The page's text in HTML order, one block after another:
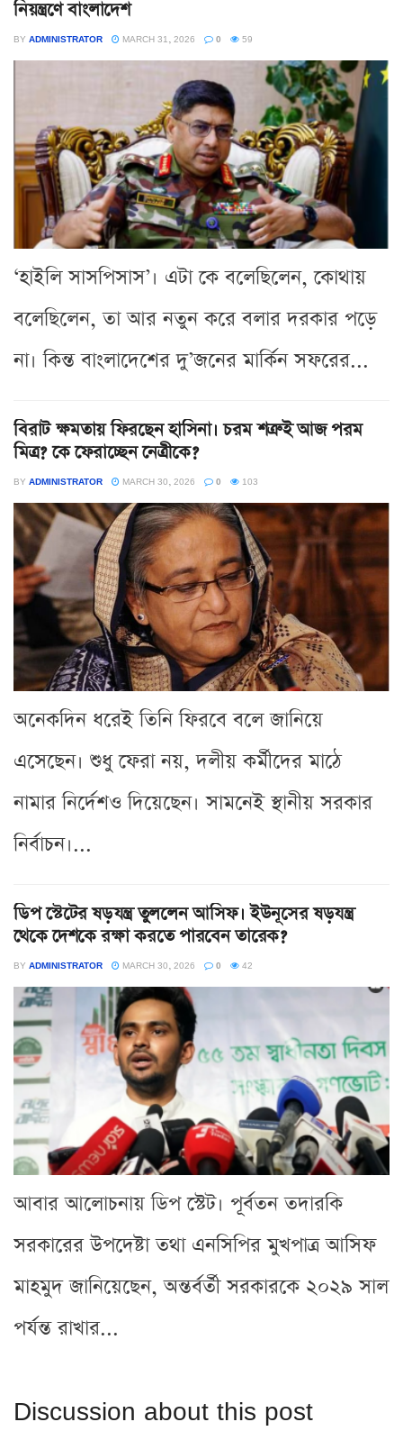
নিয়ন্ত্রণে বাংলাদেশ
BY ADMINISTRATOR MARCH 31, 2026 0 59
‘হাইলি সাসপিসাস’। এটা কে বলেছিলেন, কোথায়
বলেছিলেন, তা আর নতুন করে বলার দরকার পড়ে
না। কিন্ত বাংলাদেশের দু’জনের মার্কিন সফরের...
বিরাট ক্ষমতায় ফিরছেন হাসিনা। চরম শত্রুই আজ পরম
মিত্র? কে ফেরাচ্ছেন নেত্রীকে?
BY ADMINISTRATOR MARCH 30, 2026 0 103
অনেকদিন ধরেই তিনি ফিরবে বলে জানিয়ে
এসেছেন। শুধু ফেরা নয়, দলীয় কর্মীদের মাঠে
নামার নির্দেশও দিয়েছেন। সামনেই স্থানীয় সরকার
নির্বাচন।...
ডিপ স্টেটের ষড়যন্ত্র তুললেন আসিফ। ইউনূসের ষড়যন্ত্র
থেকে দেশকে রক্ষা করতে পারবেন তারেক?
BY ADMINISTRATOR MARCH 30, 2026 0 42
আবার আলোচনায় ডিপ স্টেট। পূর্বতন তদারকি
সরকারের উপদেষ্টা তথা এনসিপির মুখপাত্র আসিফ
মাহমুদ জানিয়েছেন, অন্তর্বর্তী সরকারকে ২০২৯ সাল
পর্যন্ত রাখার...
Discussion about this post